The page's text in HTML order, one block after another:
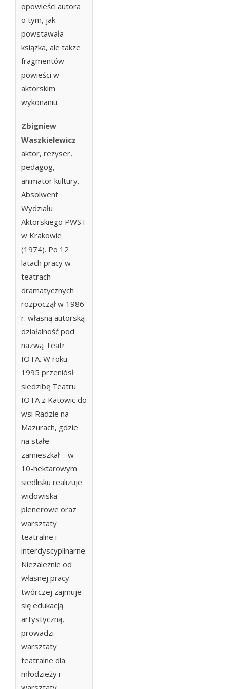
opowieści autora
o tym, jak
powstawała
książka, ale także
fragmentów
powieści w
aktorskim
wykonaniu.
Zbigniew
Waszkielewicz –
aktor, reżyser,
pedagog,
animator kultury.
Absolwent
Wydziału
Aktorskiego PWST
w Krakowie
(1974). Po 12
latach pracy w
teatrach
dramatycznych
rozpoczął w 1986
r. własną autorską
działalność pod
nazwą Teatr
IOTA. W roku
1995 przeniósł
siedzibę Teatru
IOTA z Katowic do
wsi Radzie na
Mazurach, gdzie
na stałe
zamieszkał – w
10-hektarowym
siedlisku realizuje
widowiska
plenerowe oraz
warsztaty
teatralne i
interdyscyplinarne.
Niezależnie od
własnej pracy
twórczej zajmuje
się edukacją
artystyczną,
prowadzi
warsztaty
teatralne dla
młodzieży i